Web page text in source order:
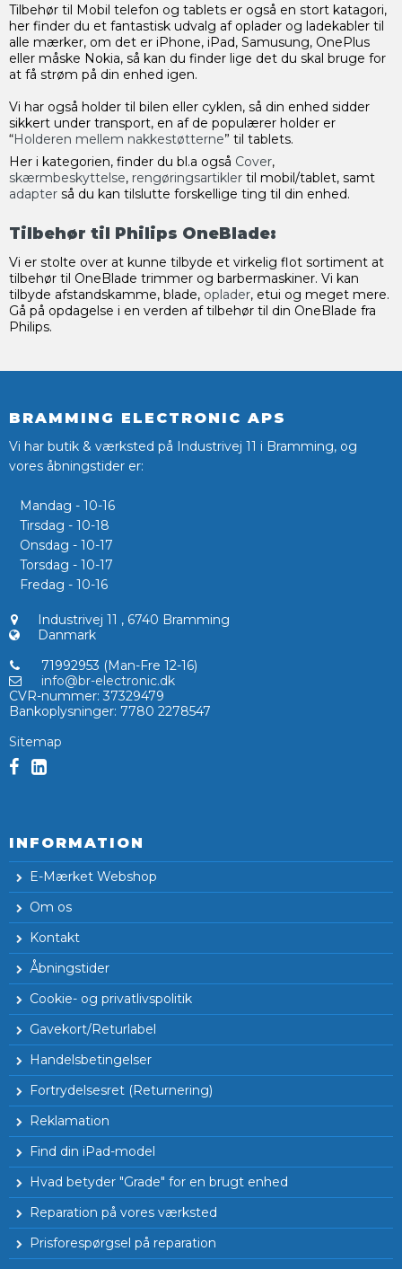
Tilbehør til Mobil telefon og tablets er også en stort katagori,
her finder du et fantastisk udvalg af oplader og ladekabler til
alle mærker, om det er iPhone, iPad, Samusung, OnePlus
eller måske Nokia, så kan du finder lige det du skal bruge for
at få strøm på din enhed igen.
Vi har også holder til bilen eller cyklen, så din enhed sidder
sikkert under transport, en af de populærer holder er
“Holderen mellem nakkestøtterne” til tablets.
Her i kategorien, finder du bl.a også Cover,
skærmbeskyttelse, rengøringsartikler til mobil/tablet, samt
adapter så du kan tilslutte forskellige ting til din enhed.
Tilbehør til Philips OneBlade:
Vi er stolte over at kunne tilbyde et virkelig flot sortiment at
tilbehør til OneBlade trimmer og barbermaskiner. Vi kan
tilbyde afstandskamme, blade, oplader, etui og meget mere.
Gå på opdagelse i en verden af tilbehør til din OneBlade fra
Philips.
BRAMMING ELECTRONIC APS
Vi har butik & værksted på Industrivej 11 i Bramming, og
vores åbningstider er:
Mandag - 10-16
Tirsdag - 10-18
Onsdag - 10-17
Torsdag - 10-17
Fredag - 10-16
Industrivej 11 , 6740 Bramming
Danmark
71992953 (Man-Fre 12-16)
info@br-electronic.dk
CVR-nummer: 37329479
Bankoplysninger: 7780 2278547
Sitemap
INFORMATION
E-Mærket Webshop
Om os
Kontakt
Åbningstider
Cookie- og privatlivspolitik
Gavekort/Returlabel
Handelsbetingelser
Fortrydelsesret (Returnering)
Reklamation
Find din iPad-model
Hvad betyder "Grade" for en brugt enhed
Reparation på vores værksted
Prisforespørgsel på reparation